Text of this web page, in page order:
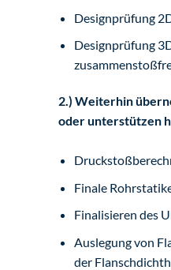
Designprüfung
Designprüfung
2.) Weiterhin
oder unterstützen
Finale
Finalisieren des
Auslegung von
der